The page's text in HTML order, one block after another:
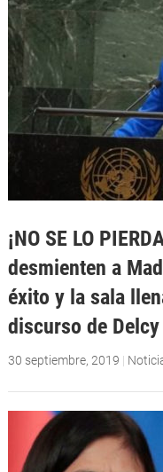
¡NO SE LO
desmienten a
éxito y la sala
discurso de
30 septiembre, 2019 |